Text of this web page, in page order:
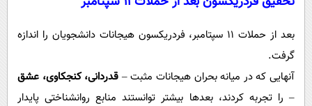
بعد از حملات ۱۱ سپتامبر، فردریکسون هیجانات دانشجویان را اندازه
گرفت.
آنهایی که در میانه بحران هیجانات مثبت – قدردانی، کنجکاوی، عشق
– را تجربه کردند، بعدها بیشتر توانستند منابع روانشناختی پایدار